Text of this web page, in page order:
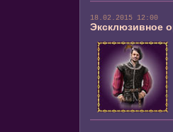
18.02.2015 12:00
Эксклюзивное